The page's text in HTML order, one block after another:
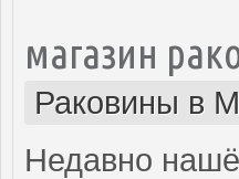
магазин
Раковины в
Недавно